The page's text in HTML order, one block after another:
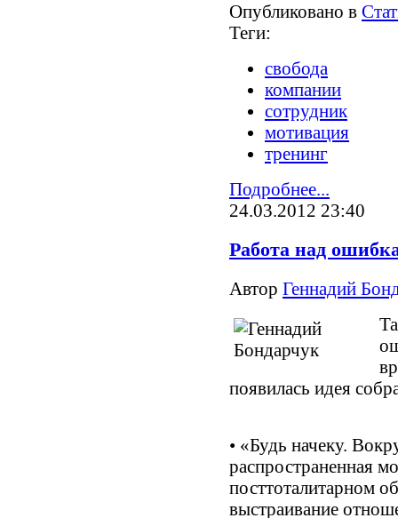
Опубликовано в
Теги:
свобода
компании
сотрудник
мотивация
тренинг
Подробнее...
24.03.2012 23:40
Работа над
Автор Геннадий
появилась идея
• «Будь начеку.
распространенная
посттоталитарном
выстраивание